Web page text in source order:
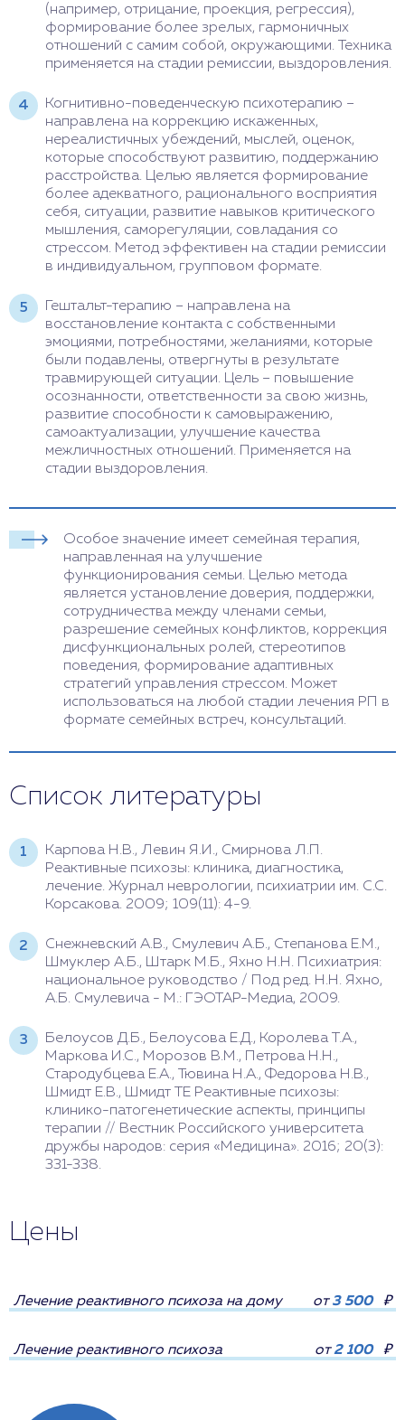
(например, отрицание, проекция, регрессия),
формирование более зрелых, гармоничных
отношений с самим собой, окружающими. Техника
применяется на стадии ремиссии, выздоровления.
Когнитивно-поведенческую психотерапию –
направлена на коррекцию искаженных,
нереалистичных убеждений, мыслей, оценок,
которые способствуют развитию, поддержанию
расстройства. Целью является формирование
более адекватного, рационального восприятия
себя, ситуации, развитие навыков критического
мышления, саморегуляции, совладания со
стрессом. Метод эффективен на стадии ремиссии
в индивидуальном, групповом формате.
Гештальт-терапию – направлена на
восстановление контакта с собственными
эмоциями, потребностями, желаниями, которые
были подавлены, отвергнуты в результате
травмирующей ситуации. Цель – повышение
осознанности, ответственности за свою жизнь,
развитие способности к самовыражению,
самоактуализации, улучшение качества
межличностных отношений. Применяется на
стадии выздоровления.
Особое значение имеет семейная терапия,
направленная на улучшение
функционирования семьи. Целью метода
является установление доверия, поддержки,
сотрудничества между членами семьи,
разрешение семейных конфликтов, коррекция
дисфункциональных ролей, стереотипов
поведения, формирование адаптивных
стратегий управления стрессом. Может
использоваться на любой стадии лечения РП в
формате семейных встреч, консультаций.
Список литературы
Карпова Н.В., Левин Я.И., Смирнова Л.П.
Реактивные психозы: клиника, диагностика,
лечение. Журнал неврологии, психиатрии им. С.С.
Корсакова. 2009; 109(11): 4-9.
Снежневский А.В., Смулевич А.Б., Степанова Е.М.,
Шмуклер А.Б., Штарк М.Б., Яхно Н.Н. Психиатрия:
национальное руководство / Под ред. Н.Н. Яхно,
А.Б. Смулевича - М.: ГЭОТАР-Медиа, 2009.
Белоусов Д.Б., Белоусова Е.Д., Королева Т.А.,
Маркова И.С., Морозов В.М., Петрова Н.Н.,
Стародубцева Е.А., Тювина Н.А., Федорова Н.В.,
Шмидт Е.В., Шмидт ТЕ Реактивные психозы:
клинико-патогенетические аспекты, принципы
терапии // Вестник Российского университета
дружбы народов: серия «Медицина». 2016; 20(3):
331-338.
Цены
Лечение реактивного психоза на дому от3 500 ₽
Лечение реактивного психоза от2 100 ₽